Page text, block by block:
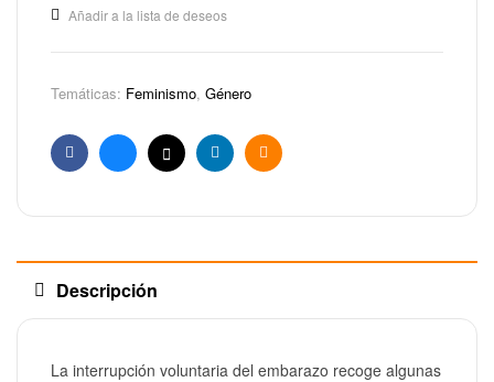
Añadir a la lista de deseos
Temáticas: Feminismo, Género
FacebookBlueskyX LinkedinEmail
Descripción
La interrupción voluntaria del embarazo recoge algunas